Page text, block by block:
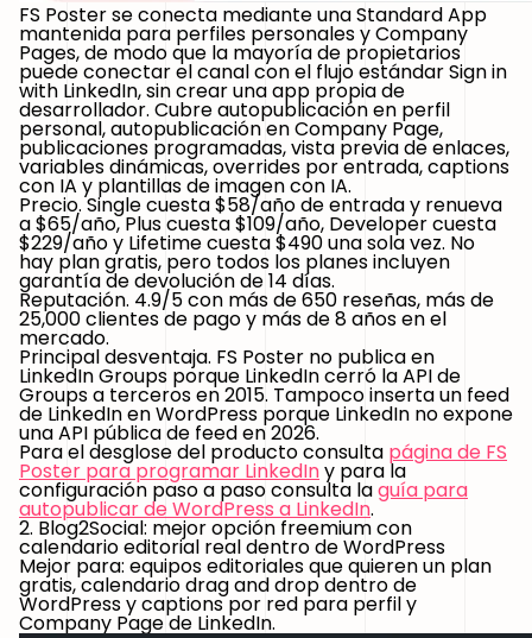
FS Poster se conecta mediante una Standard App
mantenida para perfiles personales y Company
Pages, de modo que la mayoría de propietarios
puede conectar el canal con el flujo estándar Sign in
with LinkedIn, sin crear una app propia de
desarrollador. Cubre autopublicación en perfil
personal, autopublicación en Company Page,
publicaciones programadas, vista previa de enlaces,
variables dinámicas, overrides por entrada, captions
con IA y plantillas de imagen con IA.
Precio.Single cuesta $58/año de entrada y renueva
a $65/año, Plus cuesta $109/año, Developer cuesta
$229/año y Lifetime cuesta $490 una sola vez. No
hay plan gratis, pero todos los planes incluyen
garantía de devolución de 14 días.
Reputación. 4.9/5 con más de 650 reseñas, más de
25,000 clientes de pago y más de 8 años en el
mercado.
Principal desventaja. FS Poster no publica en
LinkedIn Groups porque LinkedIn cerró la API de
Groups a terceros en 2015. Tampoco inserta un feed
de LinkedIn en WordPress porque LinkedIn no expone
una API pública de feed en 2026.
Para el desglose del producto consulta página de FS
Poster para programar LinkedIny para la
configuración paso a paso consulta laguía para
autopublicar de WordPress a LinkedIn.
2. Blog2Social: mejor opción freemium con
calendario editorial real dentro de WordPress
Mejor para: equipos editoriales que quieren un plan
gratis, calendario drag and drop dentro de
WordPress y captions por red para perfil y
Company Page de LinkedIn.